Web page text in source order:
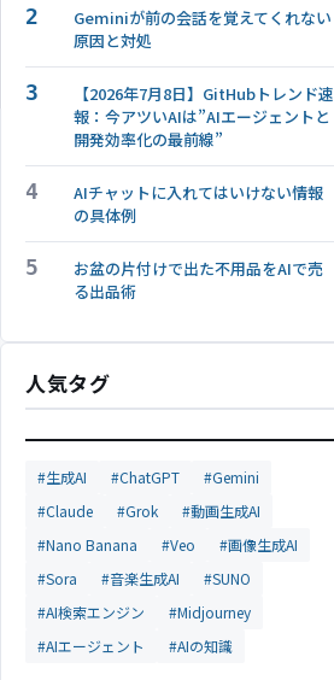
2
Geminiが前の会話を覚えてくれない
原因と対処
3
【2026年7月8日】GitHubトレンド速
報：今アツいAIは”AIエージェントと
開発効率化の最前線”
4
AIチャットに入れてはいけない情報
の具体例
5
お盆の片付けで出た不用品をAIで売
る出品術
人気タグ
#生成AI #ChatGPT
#Gemini
#Claude
#Grok
#動画生成AI
#Nano Banana
#Veo
#画像生成AI
#Sora
#音楽生成AI
#SUNO
#AI検索エンジン
#Midjourney
#AIエージェント
#AIの知識